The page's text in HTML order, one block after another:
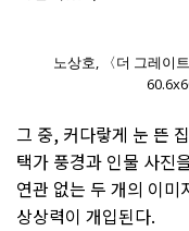
노상호, 〈더 그레이
그 중, 커다랗게 눈 뜬
택가 풍경과 인물 사진
연관 없는 두 개의 이미
상상력이 개입된다.